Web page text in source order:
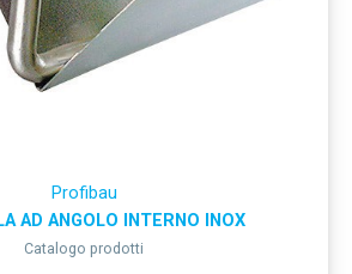
Profibau
AD ANGOLO INTERNO INOX
Catalogo prodotti